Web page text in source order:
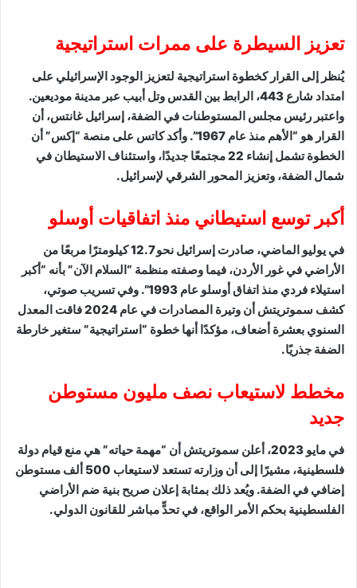
تعزيز السيطرة على ممرات استراتيجية
يُنظر إلى القرار كخطوة استراتيجية لتعزيز الوجود الإسرائيلي على
امتداد شارع 443، الرابط بين القدس وتل أبيب عبر مدينة موديعين.
واعتبر رئيس مجلس المستوطنات في الضفة، إسرائيل غانتس، أن
القرار هو “الأهم منذ عام 1967”. وأكد كاتس على منصة “إكس” أن
الخطوة تشمل إنشاء 22 مجتمعًا جديدًا، واستئناف الاستيطان في
شمال الضفة، وتعزيز المحور الشرقي لإسرائيل.
أكبر توسع استيطاني منذ اتفاقيات أوسلو
في يوليو الماضي، صادرت إسرائيل نحو 12.7 كيلومترًا مربعًا من
الأراضي في غور الأردن، فيما وصفته منظمة “السلام الآن” بأنه “أكبر
استيلاء فردي منذ اتفاق أوسلو عام 1993”. وفي تسريب صوتي،
كشف سموتريتش أن وتيرة المصادرات في عام 2024 فاقت المعدل
السنوي بعشرة أضعاف، مؤكدًا أنها خطوة “استراتيجية” ستغير خارطة
الضفة جذريًا.
مخطط لاستيعاب نصف مليون مستوطن
جديد
في مايو 2023، أعلن سموتريتش أن “مهمة حياته” هي منع قيام دولة
فلسطينية، مشيرًا إلى أن وزارته تستعد لاستيعاب 500 ألف مستوطن
إضافي في الضفة. ويُعد ذلك بمثابة إعلان صريح بنية ضم الأراضي
الفلسطينية بحكم الأمر الواقع، في تحدٍّ مباشر للقانون الدولي.